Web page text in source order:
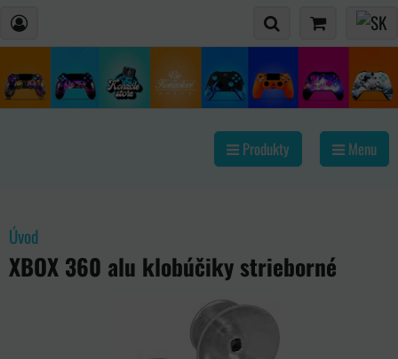
Produkty Menu
Úvod
XBOX 360 alu klobúčiky strieborné